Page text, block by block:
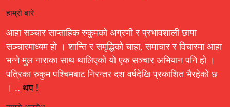
हाम्रो बारे
आहा सञ्चार साप्ताहिक रुकुमको अग्रणी र प्रभावशाली छापा
सञ्चारमाध्यम हो । शान्ति र समृद्धिको चाहा, समाचार र विचारमा आहा
भन्ने मुल नाराका साथ थालिएको यो एक सञ्चार अभियान पनि हो ।
पत्रिका रुकुम पश्चिमबाट निरन्तर दश वर्षदेखि प्रकाशित भैरहेको छ
। .. थप !